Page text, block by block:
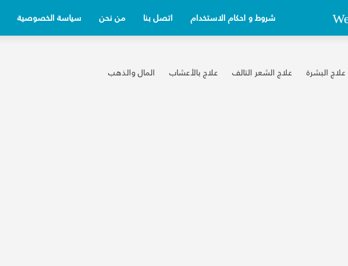
سياسة الخصوصية من نحن اتصل بنا شروط و احكام الاستخدام
علاج البشرة علاج الشعر التالف علاج بالأعشاب المال والذهب